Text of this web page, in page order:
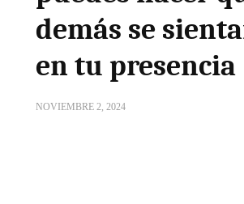
demás se
en tu presencia
NOVIEMBRE 2, 2024